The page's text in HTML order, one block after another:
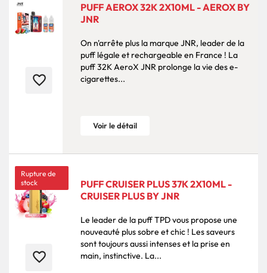
favorite_border
PUFF AEROX 32K 2X10ML - AEROX BY
JNR
On n'arrête plus la marque JNR, leader de la
puff légale et rechargeable en France ! La
puff 32K AeroX JNR prolonge la vie des e-
cigarettes...
Voir le détail
Rupture de
stock
favorite_border
PUFF CRUISER PLUS 37K 2X10ML -
CRUISER PLUS BY JNR
Le leader de la puff TPD vous propose une
nouveauté plus sobre et chic ! Les saveurs
sont toujours aussi intenses et la prise en
main, instinctive. La...